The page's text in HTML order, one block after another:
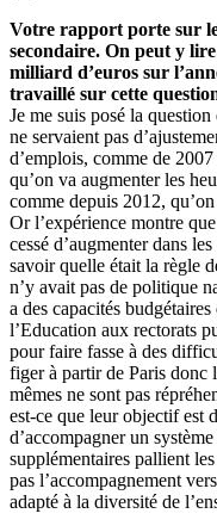
Votre rapport porte sur
secondaire. On peut y
milliard d’euros sur
travaillé sur cette
Je me suis posé la
ne servaient pas
d’emplois, comme de
qu’on va augmenter les
comme depuis 2012,
Or l’expérience montre
cessé d’augmenter dans
savoir quelle était la règle
n’y avait pas de politique
a des capacités
l’Education aux rectorats
pour faire fasse à des
figer à partir de Paris donc
mêmes ne sont pas
est-ce que leur objectif est
d’accompagner un
supplémentaires pallient
pas l’accompagnement
adapté à la diversité de